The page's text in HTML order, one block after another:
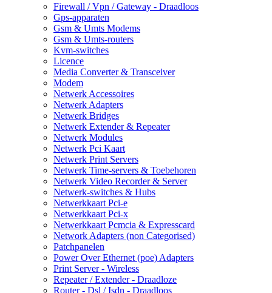
Firewall / Vpn / Gateway - Draadloos
Gps-apparaten
Gsm & Umts Modems
Gsm & Umts-routers
Kvm-switches
Licence
Media Converter & Transceiver
Modem
Netwerk Accessoires
Netwerk Adapters
Netwerk Bridges
Netwerk Extender & Repeater
Netwerk Modules
Netwerk Pci Kaart
Netwerk Print Servers
Netwerk Time-servers & Toebehoren
Netwerk Video Recorder & Server
Netwerk-switches & Hubs
Netwerkkaart Pci-e
Netwerkkaart Pci-x
Netwerkkaart Pcmcia & Expresscard
Network Adapters (non Categorised)
Patchpanelen
Power Over Ethernet (poe) Adapters
Print Server - Wireless
Repeater / Extender - Draadloze
Router - Dsl / Isdn - Draadloos